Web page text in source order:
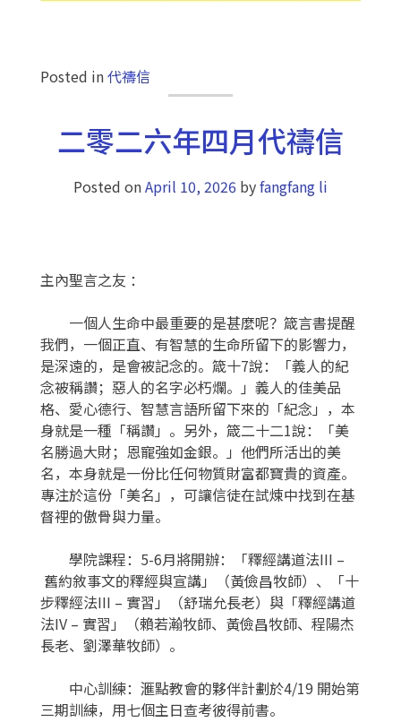
Posted in代禱信
二零二六年四月代禱信
Posted onApril 10, 2026byfangfang li
主內聖言之友 ：
一個人生命中最重要的是甚麼呢？箴言書提醒
我們，一個正直、有智慧的生命所留下的影響力，
是深遠的，是會被記念的。箴十7說：「義人的紀
念被稱讚；惡人的名字必朽爛。」義人的佳美品
格、愛心德行、智慧言語所留下來的「紀念」，本
身就是一種「稱讚」。另外，箴二十二1說：「美
名勝過大財；恩寵強如金銀。」他們所活出的美
名，本身就是一份比任何物質財富都寶貴的資產。
專注於這份「美名」，可讓信徒在試煉中找到在基
督裡的傲骨與力量。
學院課程： 5-6月將開辦：「釋經講道法III –
舊約敘事文的釋經與宣講」（黃儉昌牧師）、「十
步釋經法III – 實習」（舒瑞允長老）與「釋經講道
法IV – 實習」（賴若瀚牧師、黃儉昌牧師、程陽杰
長老、劉澤華牧師）。
中心訓練： 滙點教會的夥伴計劃於4/19 開始第
三期訓練，用七個主日查考彼得前書。